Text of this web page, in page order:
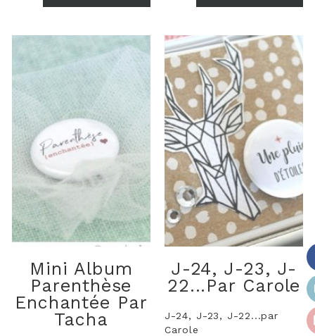
Mini Album
Parenthèse
Enchantée Par
Tacha
J-24, J-23, J-
22...par Carole
J-24, J-23, J-22...par
Carole